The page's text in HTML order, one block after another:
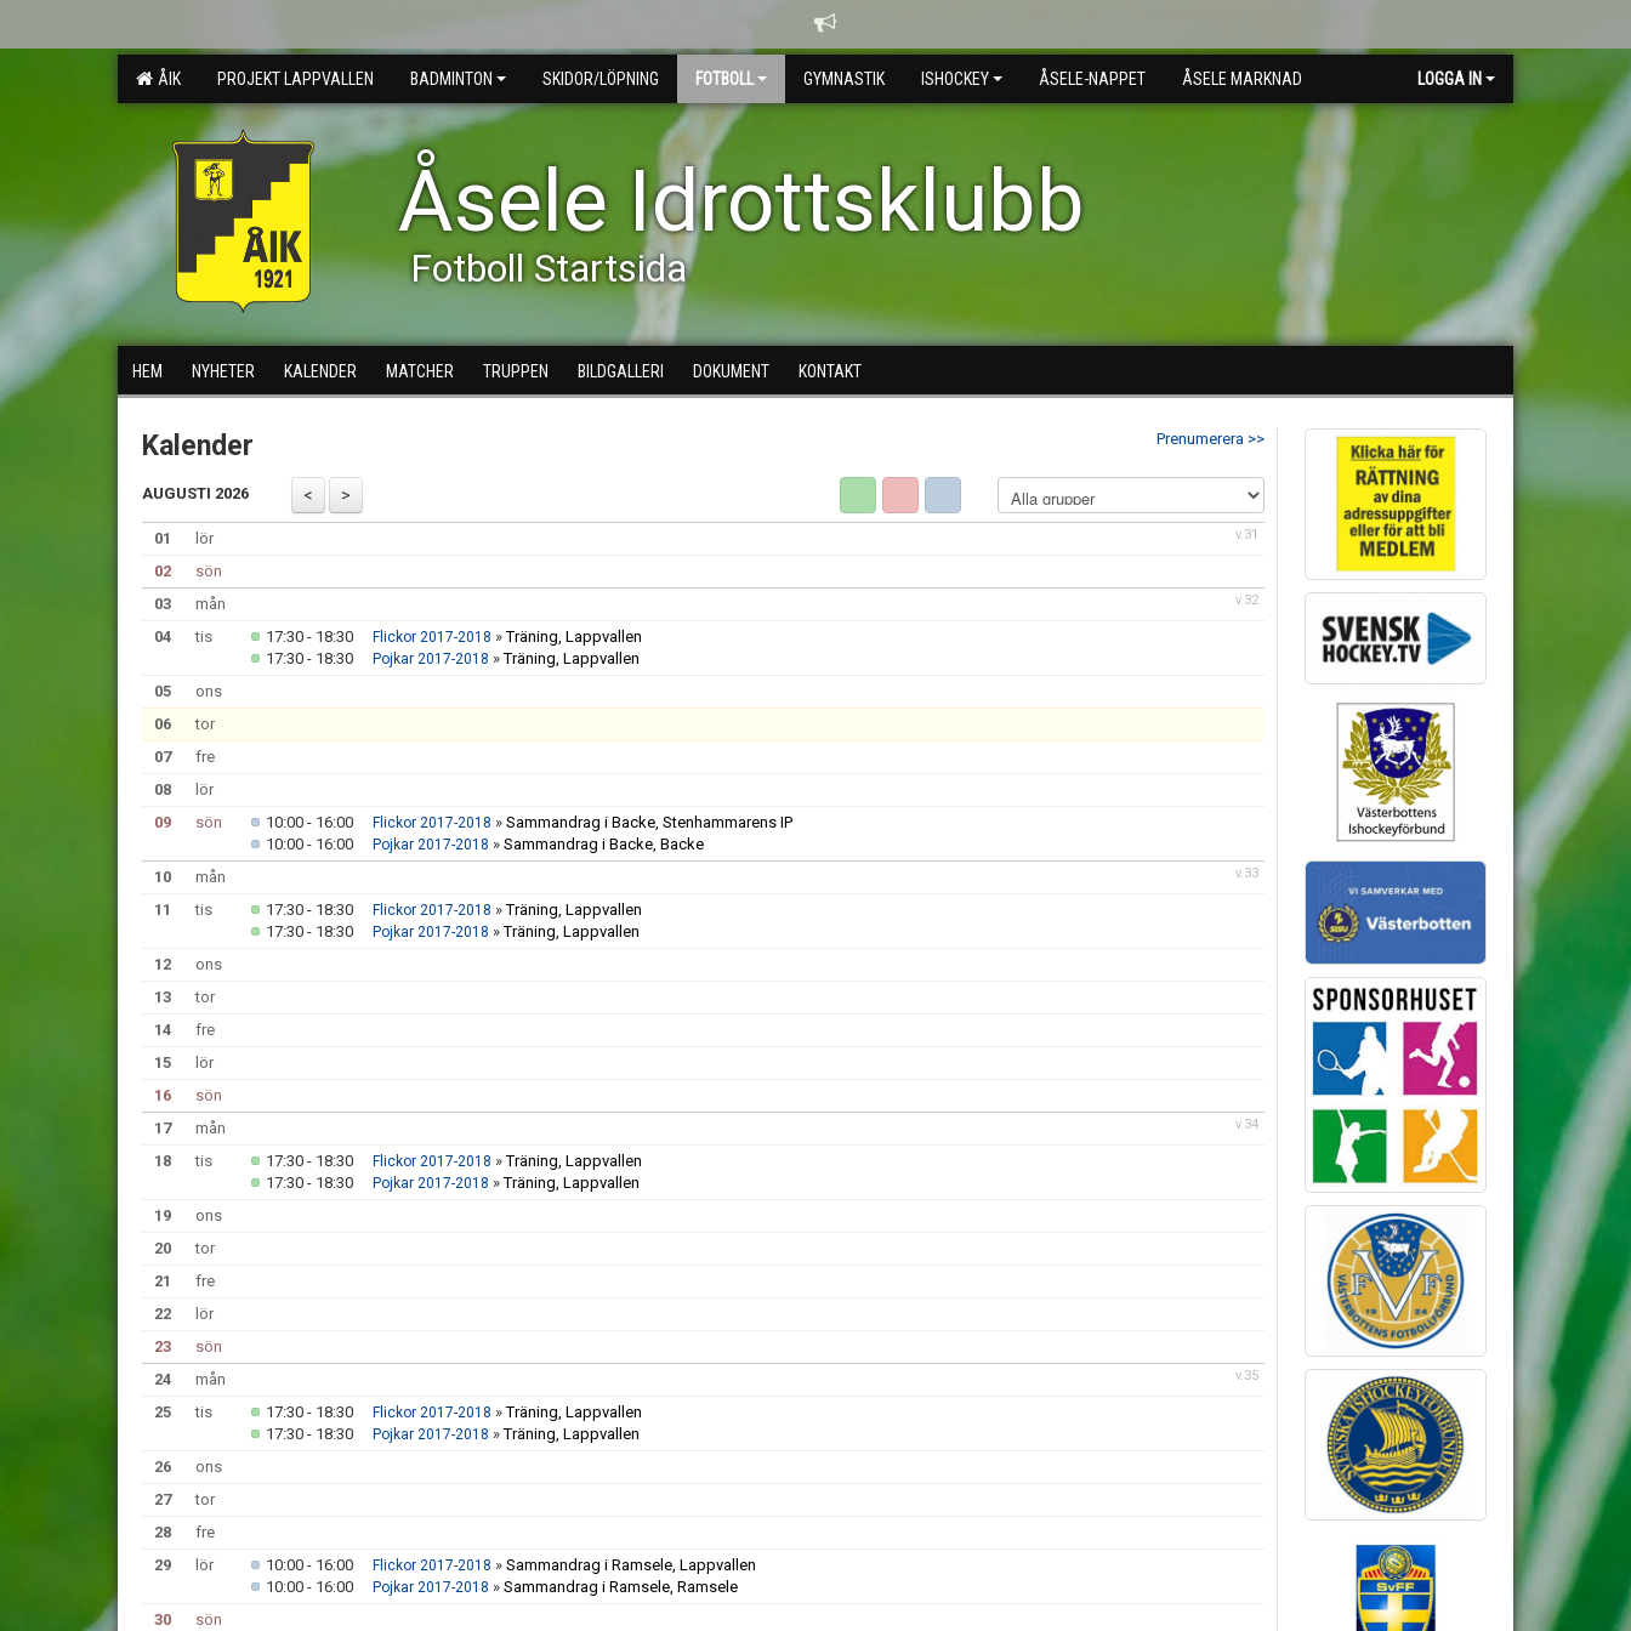
ÅIK PROJEKT LAPPVALLEN BADMINTON SKIDOR/LÖPNING FOTBOLL GYMNASTIK ISHOCKEY ÅSELE-NAPPET ÅSELE MARKNAD LOGGA IN
Åsele Idrottsklubb
Fotboll Startsida
HEM NYHETER KALENDER MATCHER TRUPPEN BILDGALLERI DOKUMENT KONTAKT
Prenumerera >>
Kalender
AUGUSTI 2026
v.31
01
lör
02
sön
v.32
03
mån
04
tis 17:30 - 18:30 Flickor 2017-2018 »Träning, Lappvallen
17:30 - 18:30
Pojkar 2017-2018 »Träning, Lappvallen
05
ons
06
tor
07
fre
08
lör
09
sön 10:00 - 16:00 Flickor 2017-2018 » Sammandrag i Backe, Stenhammarens IP
10:00 - 16:00
Pojkar 2017-2018 » Sammandrag i Backe, Backe
v.33
10
mån
11
tis 17:30 - 18:30 Flickor 2017-2018 »Träning, Lappvallen
17:30 - 18:30
Pojkar 2017-2018 »Träning, Lappvallen
12
ons
13
tor
14
fre
15
lör
16
sön
v.34
17
mån
18
tis 17:30 - 18:30 Flickor 2017-2018 »Träning, Lappvallen
17:30 - 18:30
Pojkar 2017-2018 »Träning, Lappvallen
19
ons
20
tor
21
fre
22
lör
23
sön
v.35
24
mån
25
tis 17:30 - 18:30 Flickor 2017-2018 »Träning, Lappvallen
17:30 - 18:30
Pojkar 2017-2018 »Träning, Lappvallen
26
ons
27
tor
28
fre
29
lör 10:00 - 16:00 Flickor 2017-2018 » Sammandrag i Ramsele, Lappvallen
10:00 - 16:00
Pojkar 2017-2018 » Sammandrag i Ramsele, Ramsele
30
sön